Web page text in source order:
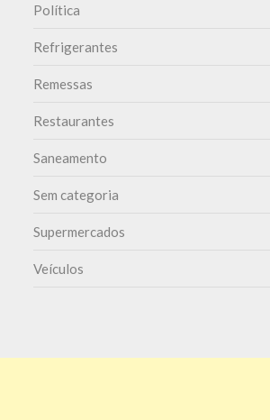
Política
Refrigerantes
Remessas
Restaurantes
Saneamento
Sem categoria
Supermercados
Veículos